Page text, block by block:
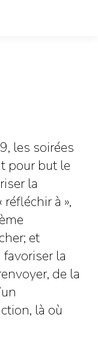
les soirées
pour but le
la
à »,
et
la
de la
là où